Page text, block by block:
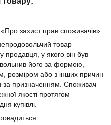
захист прав споживачів»:
товар
продавця, у якого він був
його за формою,
розміром або з інших причин
за призначенням. Споживач
якості протягом
купівлі.